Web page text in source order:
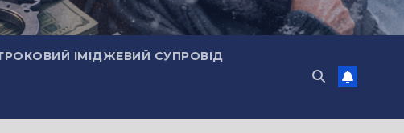
ІМІДЖЕВИЙ СУПРОВІД